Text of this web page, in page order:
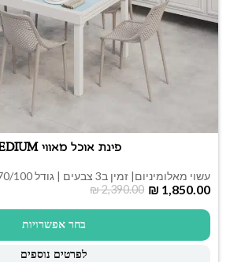
פינת אוכל מאווי MEDIUM
עשוי מאלומיניום| זמין ב3 צבעים | גודל 135/270/100 | כולל 6 כסאות
₪2,390.00 ₪ 1,850.00
בחר אפשרויות
לפרטים נוספים